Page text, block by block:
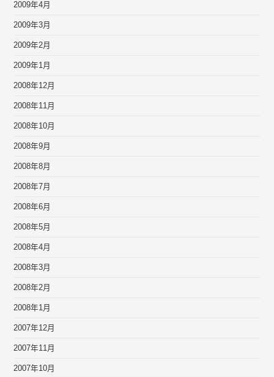
2009年4月
2009年3月
2009年2月
2009年1月
2008年12月
2008年11月
2008年10月
2008年9月
2008年8月
2008年7月
2008年6月
2008年5月
2008年4月
2008年3月
2008年2月
2008年1月
2007年12月
2007年11月
2007年10月